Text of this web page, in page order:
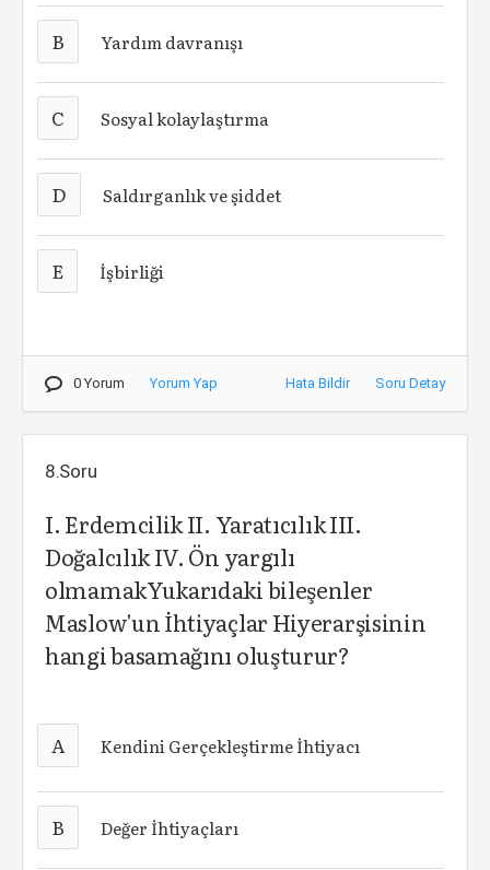
B Yardım davranışı
C Sosyal kolaylaştırma
D Saldırganlık ve şiddet
E İşbirliği
0 Yorum Yorum Yap Hata Bildir Soru Detay
8.Soru
I. Erdemcilik II. Yaratıcılık III.
Doğalcılık IV. Ön yargılı
olmamakYukarıdaki bileşenler
Maslow'un İhtiyaçlar Hiyerarşisinin
hangi basamağını oluşturur?
A Kendini Gerçekleştirme İhtiyacı
B Değer İhtiyaçları